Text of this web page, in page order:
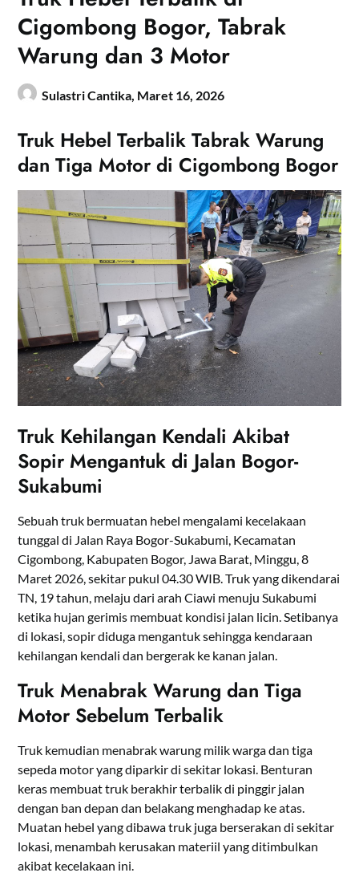
Cigombong Bogor, Tabrak
Warung dan 3 Motor
Sulastri Cantika, Maret 16, 2026
Truk Hebel Terbalik Tabrak Warung
dan Tiga Motor di Cigombong Bogor
Truk Kehilangan Kendali Akibat
Sopir Mengantuk di Jalan Bogor-
Sukabumi
Sebuah truk bermuatan hebel mengalami kecelakaan
tunggal di Jalan Raya Bogor-Sukabumi, Kecamatan
Cigombong, Kabupaten Bogor, Jawa Barat, Minggu, 8
Maret 2026, sekitar pukul 04.30 WIB. Truk yang dikendarai
TN, 19 tahun, melaju dari arah Ciawi menuju Sukabumi
ketika hujan gerimis membuat kondisi jalan licin. Setibanya
di lokasi, sopir diduga mengantuk sehingga kendaraan
kehilangan kendali dan bergerak ke kanan jalan.
Truk Menabrak Warung dan Tiga
Motor Sebelum Terbalik
Truk kemudian menabrak warung milik warga dan tiga
sepeda motor yang diparkir di sekitar lokasi. Benturan
keras membuat truk berakhir terbalik di pinggir jalan
dengan ban depan dan belakang menghadap ke atas.
Muatan hebel yang dibawa truk juga berserakan di sekitar
lokasi, menambah kerusakan materiil yang ditimbulkan
akibat kecelakaan ini.